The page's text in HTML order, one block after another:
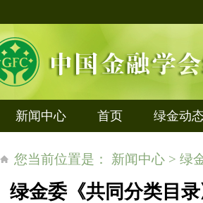
新闻中心 首页 绿金动态
您当前位置是： 新闻中心 > 绿
绿金委《共同分类目